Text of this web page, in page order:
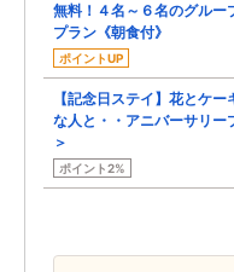
無料！４名～６名のグルー
プラン《朝食付》
ポイントUP
【記念日ステイ】花とケ
な人と・・アニバーサリー
＞
ポイント2%